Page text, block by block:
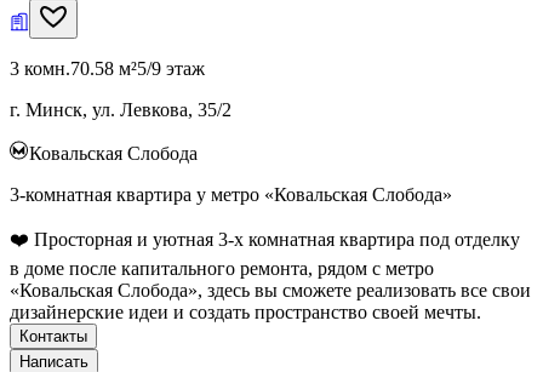
3 комн.70.58 м²5/9 этаж
г. Минск, ул. Левкова, 35/2
Ковальская Слобода
3-комнатная квартира у метро «Ковальская Слобода»
❤️ Просторная и уютная 3-х комнатная квартира под отделку
в доме после капитального ремонта, рядом с метро
«Ковальская Слобода», здесь вы сможете реализовать все свои
дизайнерские идеи и создать пространство своей мечты.
Контакты
Написать